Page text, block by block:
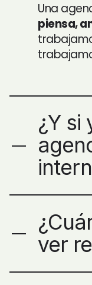
Una
piensa,
¿Y si
ver